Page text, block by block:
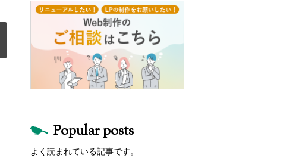
Popular posts
よく読まれている記事です。